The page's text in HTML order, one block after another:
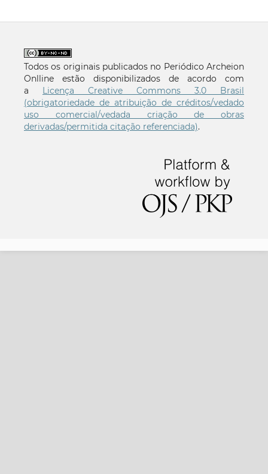
Todos os originais publicados no Periódico Archeion
Onlline estão disponibilizados de acordo com
a
Licença Creative Commons 3.0 Brasil
(obrigatoriedade de atribuição de créditos/vedado
uso comercial/vedada criação de obras
derivadas/permitida citação referenciada).